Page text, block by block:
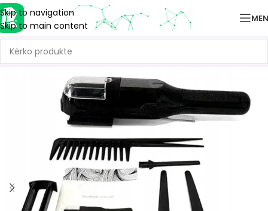
Skip to navigation
Skip to main content